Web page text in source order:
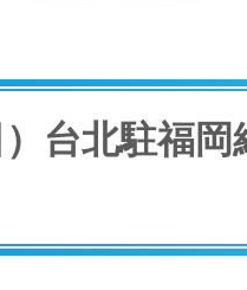
台北駐福